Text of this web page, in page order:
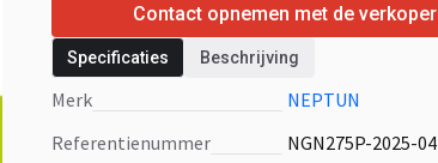
Contact opnemen met de verkoper
Specificaties Beschrijving
Merk
NEPTUN
Referentienummer
NGN275P-2025-04